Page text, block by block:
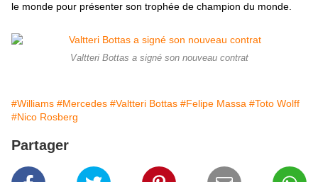
le monde pour présenter son trophée de champion du monde.
Valtteri Bottas a signé son nouveau contrat
#Williams #Mercedes #Valtteri Bottas #Felipe Massa #Toto Wolff
#Nico Rosberg
Partager